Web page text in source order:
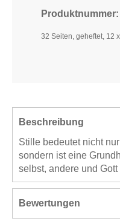
Produktnummer:
32 Seiten, geheftet, 12
Beschreibung
Stille bedeutet nicht
sondern ist eine
selbst, andere und
Bewertungen